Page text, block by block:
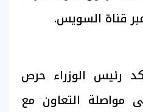
قناة السويس.
رئيس الوزراء حرص
مواصلة التعاون مع